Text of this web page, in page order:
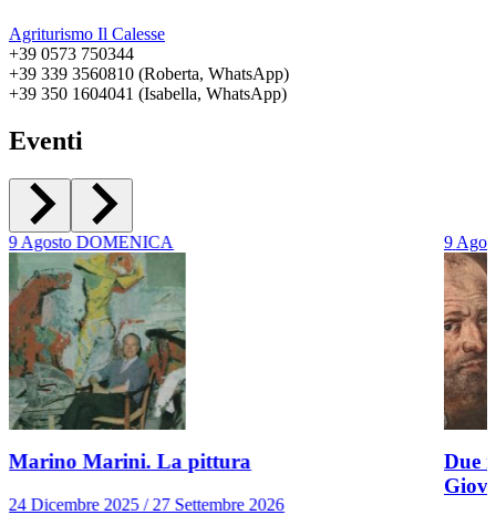
Agriturismo Il Calesse
+39 0573 750344
+39 339 3560810 (Roberta, WhatsApp)
+39 350 1604041 (Isabella, WhatsApp)
Eventi
9Agosto DOMENICA
Marino Marini. La pittura
24 Dicembre 2025 / 27 Settembre 2026
9
Due